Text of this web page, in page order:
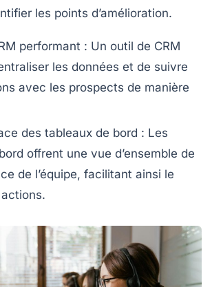
les points d’amélioration.
performant : Un outil de CRM
les données et de suivre
avec les prospects de manière
des tableaux de bord : Les
offrent une vue d’ensemble de
de l’équipe, facilitant ainsi le